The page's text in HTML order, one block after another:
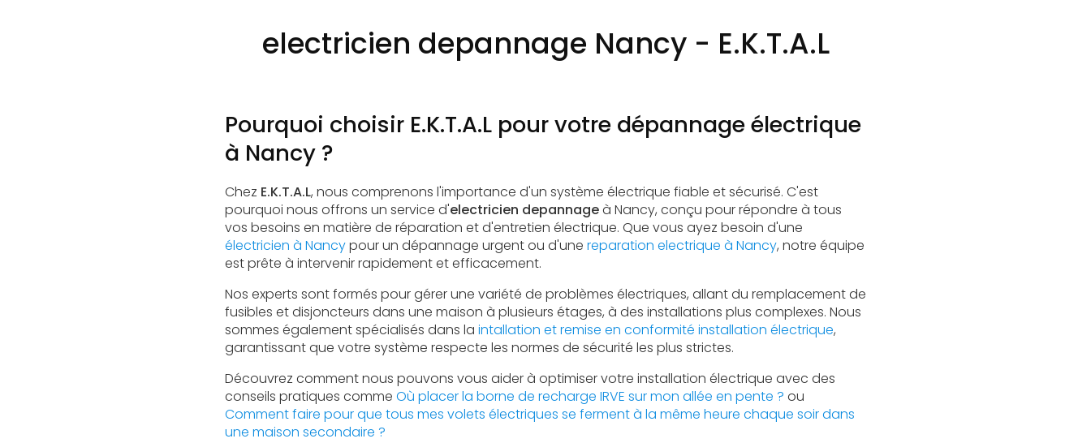
electricien depannage Nancy - E.K.T.A.L
Pourquoi choisir E.K.T.A.L pour votre dépannage électrique
à Nancy ?
Chez E.K.T.A.L, nous comprenons l'importance d'un système électrique fiable et sécurisé. C'est
pourquoi nous offrons un service d'electricien depannageà Nancy, conçu pour répondre à tous
vos besoins en matière de réparation et d'entretien électrique. Que vous ayez besoin d'une
électricien à Nancypour un dépannage urgent ou d'une reparation electrique à Nancy, notre équipe
est prête à intervenir rapidement et efficacement.
Nos experts sont formés pour gérer une variété de problèmes électriques, allant du remplacement de
fusibles et disjoncteurs dans une maison à plusieurs étages, à des installations plus complexes. Nous
sommes également spécialisés dans la intallation et remise en conformité installation électrique,
garantissant que votre système respecte les normes de sécurité les plus strictes.
Découvrez comment nous pouvons vous aider à optimiser votre installation électrique avec des
conseils pratiques comme Où placer la borne de recharge IRVE sur mon allée en pente ? ou
Comment faire pour que tous mes volets électriques se ferment à la même heure chaque soir dans
une maison secondaire ?